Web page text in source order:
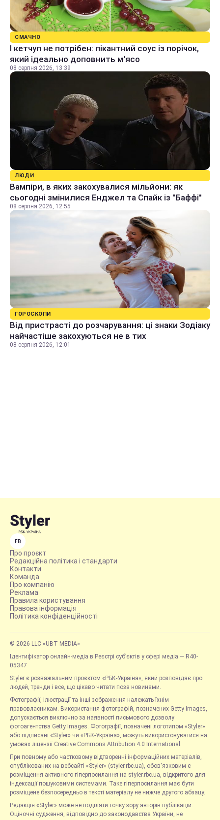
СМАЧНО
І кетчуп не потрібен: пікантний соус із порічок,
який ідеально доповнить м'ясо
08 серпня 2026, 13:39
ЛЮДИ
Вампіри, в яких закохувалися мільйони: як
сьогодні змінилися Енджел та Спайк із "Баффі"
08 серпня 2026, 12:55
ГОРОСКОПИ
Від пристрасті до розчарування: ці знаки Зодіаку
найчастіше закохуються не в тих
08 серпня 2026, 12:01
FB
Про проєкт
Редакційна політика і стандарти
Контакти
Команда
Про компанію
Реклама
Правила користування
Правова інформація
Політика конфіденційності
© 2026 LLC «UBT MEDIA»
Ідентифікатор онлайн-медіа в Реєстрі суб’єктів у сфері медіа — R40-
05347
Styler є розважальним проєктом «РБК-Україна», який розповідає про
людей, тренди і все, що цікаво читати поза новинами.
Фотографії, ілюстрації та інші зображення належать їхнім
правовласникам. Використання фотографій, позначених Getty Images,
допускається виключно за наявності письмового дозволу
фотоагентства Getty Images. Фотографії, позначені логотипом «Styler»
або підписані «Styler» чи «РБК-Україна», можуть використовуватися на
умовах ліцензії Creative Commons Attribution 4.0 International.
При повному або частковому відтворенні інформаційних матеріалів,
опублікованих на вебсайті «Styler» (styler.rbc.ua), обов'язковим є
розміщення активного гіперпосилання на styler.rbc.ua, відкритого для
індексації пошуковими системами. Таке гіперпосилання має бути
розміщене безпосередньо в тексті матеріалу не нижче другого абзацу.
Редакція «Styler» може не поділяти точку зору авторів публікацій.
Оціночні судження, відповідно до законодавства України, не